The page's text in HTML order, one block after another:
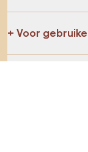
Voor